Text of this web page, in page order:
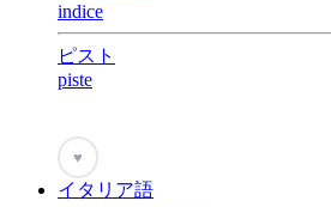
indice
ピスト
piste
♥
イタリア語